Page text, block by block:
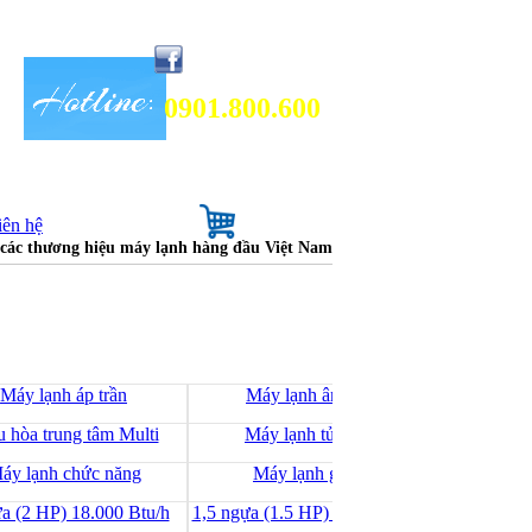
0901.800.600
hệ
thương hiệu máy lạnh hàng đầu Việt Nam
Máy lạnh âm trần
Máy lạnh áp trần
Máy lạnh tủ đứng
hòa trung tâm Multi
Máy lạnh giá rẻ
lạnh chức năng
1,5 ngựa (1.5 HP) 12.000 Btu/h
(2 HP) 18.000 Btu/h